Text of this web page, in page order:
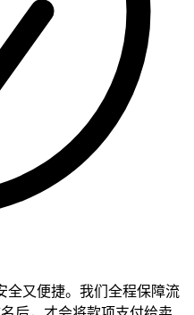
全又便捷。我们全程保障流